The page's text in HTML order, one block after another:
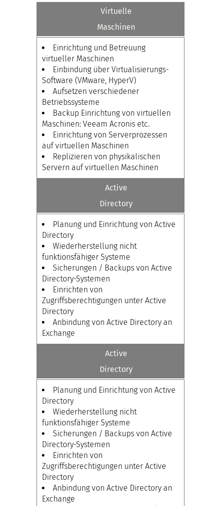
Virtuelle
Maschinen
Einrichtung und Betreuung
virtueller Maschinen
Einbindung über Virtualisierungs-
Software (VMware, HyperV)
Aufsetzen verschiedener
Betriebssysteme
Backup Einrichtung von virtuellen
Maschinen: Veeam Acronis etc.
Einrichtung von Serverprozessen
auf virtuellen Maschinen
Replizieren von physikalischen
Servern auf virtuellen Maschinen
Active
Directory
Planung und Einrichtung von Active
Directory
Wiederherstellung nicht
funktionsfähiger Systeme
Sicherungen / Backups von Active
Directory-Systemen
Einrichten von
Zugriffsberechtigungen unter Active
Directory
Anbindung von Active Directory an
Exchange
Active
Directory
Planung und Einrichtung von Active
Directory
Wiederherstellung nicht
funktionsfähiger Systeme
Sicherungen / Backups von Active
Directory-Systemen
Einrichten von
Zugriffsberechtigungen unter Active
Directory
Anbindung von Active Directory an
Exchange